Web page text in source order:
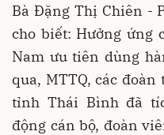
Bà Đặng Thị Chiên -
cho biết: Hưởng ứng
Nam ưu tiên dùng
qua, MTTQ, các
tỉnh Thái Bình đã
động cán bộ, đoàn